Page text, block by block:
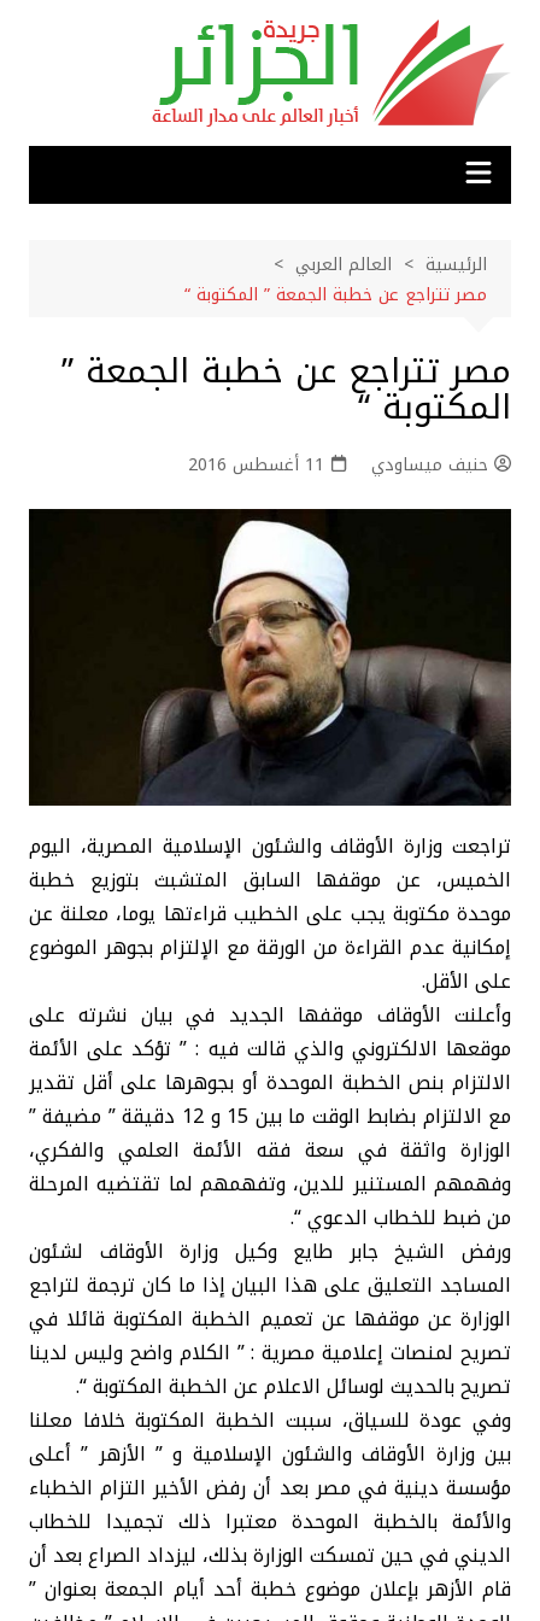
المحتوى
الرئيسية
العالم العربي
مصر تتراجع عن خطبة الجمعة ” المكتوبة “
مصر تتراجع عن خطبة الجمعة ”
المكتوبة “
حنيف ميساودي 11 أغسطس 2016
تراجعت وزارة الأوقاف والشئون الإسلامية المصرية، اليوم
الخميس، عن موقفها السابق المتشبث بتوزيع خطبة
موحدة مكتوبة يجب على الخطيب قراءتها يوما، معلنة عن
إمكانية عدم القراءة من الورقة مع الإلتزام بجوهر الموضوع
على الأقل.
وأعلنت الأوقاف موقفها الجديد في بيان نشرته على
موقعها الالكتروني والذي قالت فيه : ” تؤكد على الأئمة
الالتزام بنص الخطبة الموحدة أو بجوهرها على أقل تقدير
مع الالتزام بضابط الوقت ما بين 15 و 12 دقيقة ” مضيفة ”
الوزارة واثقة في سعة فقه الأئمة العلمي والفكري،
وفهمهم المستنير للدين، وتفهمهم لما تقتضيه المرحلة
من ضبط للخطاب الدعوي “.
ورفض الشيخ جابر طايع وكيل وزارة الأوقاف لشئون
المساجد التعليق على هذا البيان إذا ما كان ترجمة لتراجع
الوزارة عن موقفها عن تعميم الخطبة المكتوبة قائلا في
تصريح لمنصات إعلامية مصرية : ” الكلام واضح وليس لدينا
تصريح بالحديث لوسائل الاعلام عن الخطبة المكتوبة “.
وفي عودة للسياق، سببت الخطبة المكتوبة خلافا معلنا
بين وزارة الأوقاف والشئون الإسلامية و ” الأزهر ” أعلى
مؤسسة دينية في مصر بعد أن رفض الأخير التزام الخطباء
والأئمة بالخطبة الموحدة معتبرا ذلك تجميدا للخطاب
الديني في حين تمسكت الوزارة بذلك، ليزداد الصراع بعد أن
قام الأزهر بإعلان موضوع خطبة أحد أيام الجمعة بعنوان ”